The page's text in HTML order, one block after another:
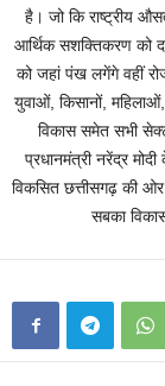
है। जो कि राष्ट्रीय
आर्थिक सशक्तिकरण को
को जहां पंख लगेंगे वहीं
युवाओं, किसानों,
विकास समेत सभी
प्रधानमंत्री नरेंद्र
विकसित छत्तीसगढ़ की
सबका